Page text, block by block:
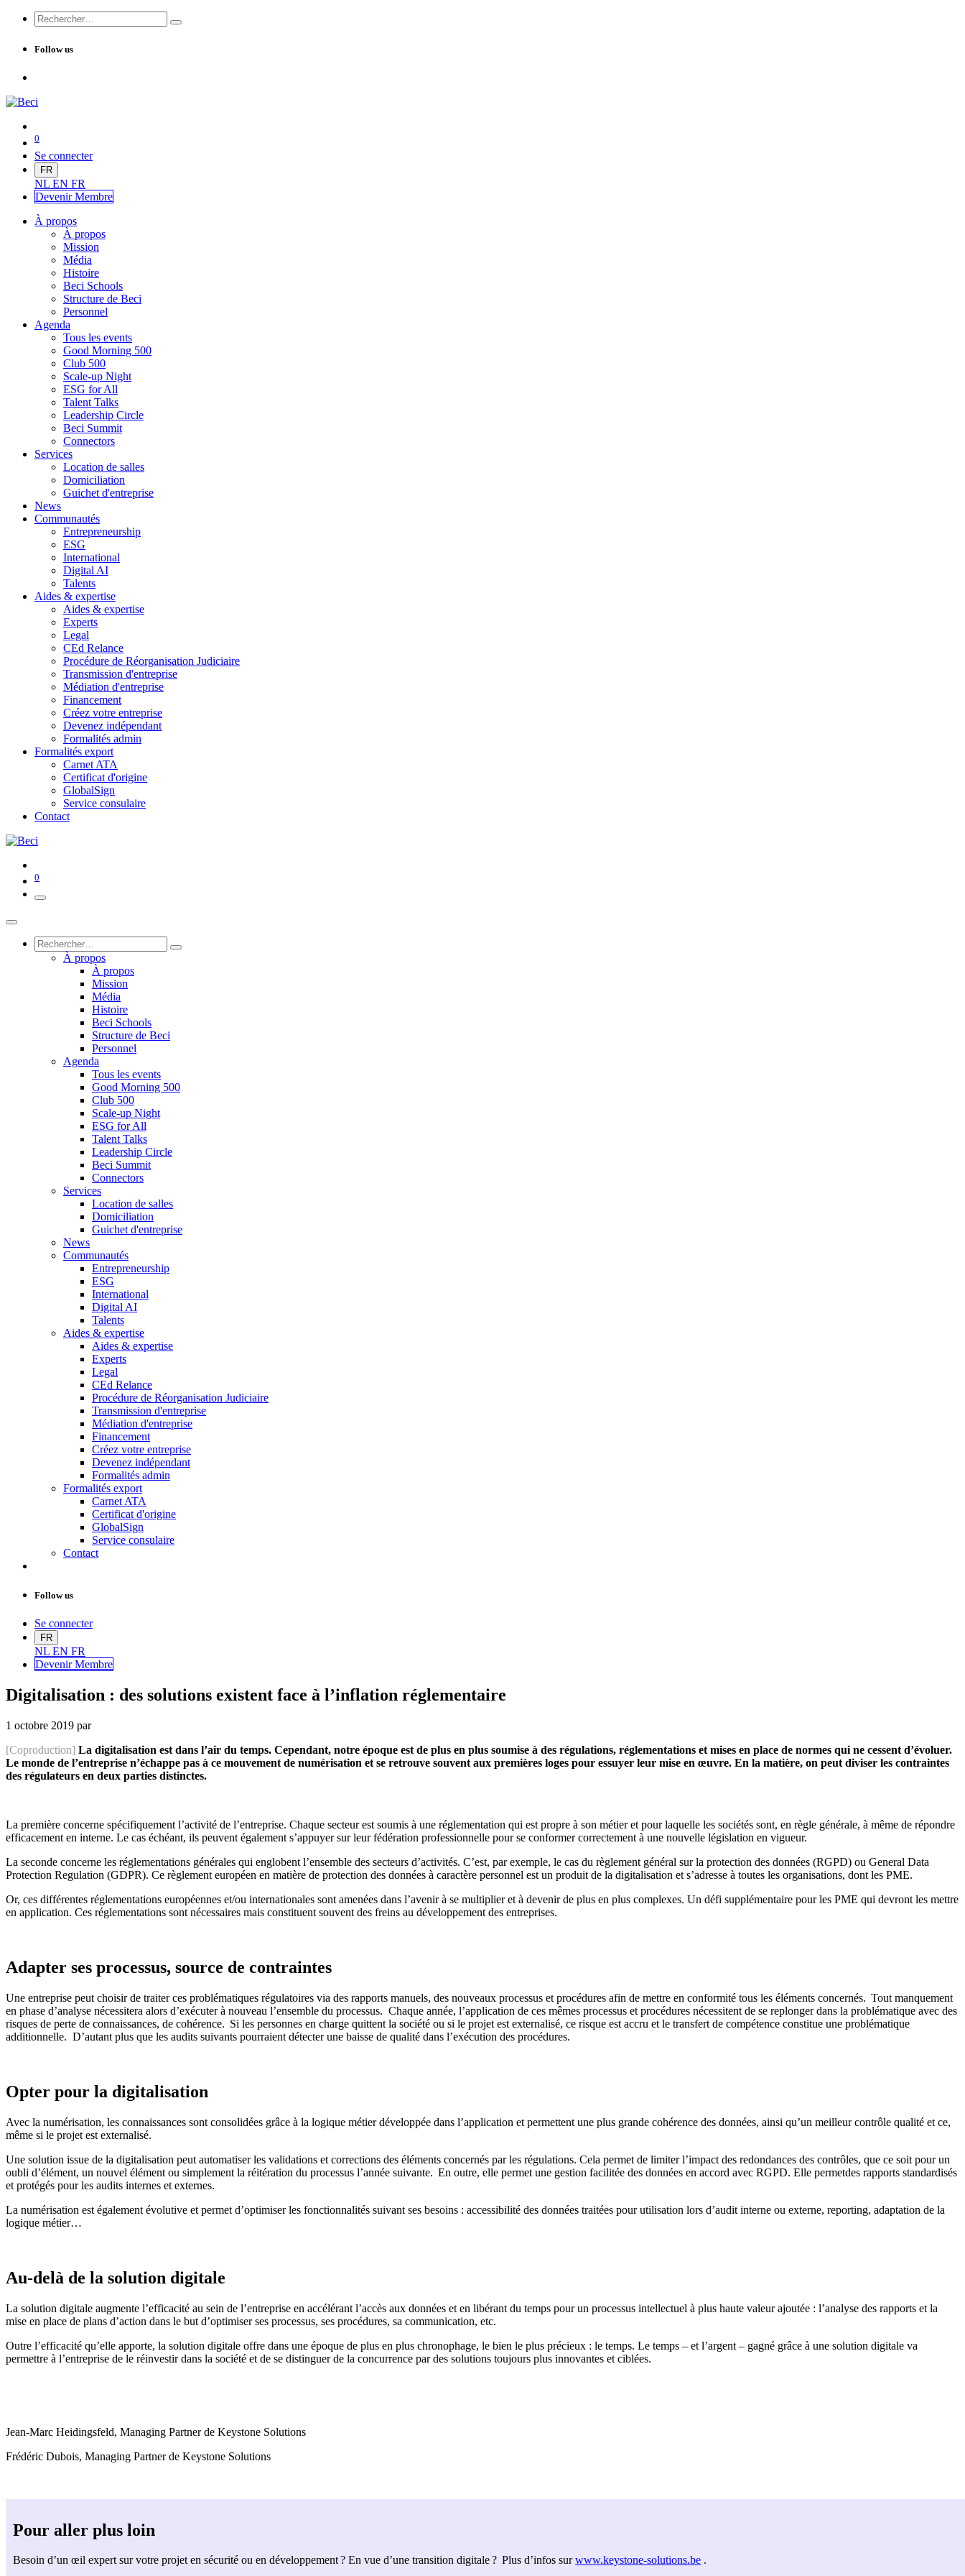
Follow us
0
Se connecter
FR
NL EN FR
Devenir Membre
À propos
À propos
Mission
Média
Histoire
Beci Schools
Structure de Beci
Personnel
Agenda
Tous les events
Good Morning 500
Club 500
Scale-up Night
ESG for All
Talent Talks
Leadership Circle
Beci Summit
Connectors
Services
Location de salles
Domiciliation
Guichet d'entreprise
News
Communautés
Entrepreneurship
ESG
International
Digital AI
Talents
Aides & expertise
Aides & expertise
Experts
Legal
CEd Relance
Procédure de Réorganisation Judiciaire
Transmission d'entreprise
Médiation d'entreprise
Financement
Créez votre entreprise
Devenez indépendant
Formalités admin
Formalités export
Carnet ATA
Certificat d'origine
GlobalSign
Service consulaire
Contact
0
À propos
À propos
Mission
Média
Histoire
Beci Schools
Structure de Beci
Personnel
Agenda
Tous les events
Good Morning 500
Club 500
Scale-up Night
ESG for All
Talent Talks
Leadership Circle
Beci Summit
Connectors
Services
Location de salles
Domiciliation
Guichet d'entreprise
News
Communautés
Entrepreneurship
ESG
International
Digital AI
Talents
Aides & expertise
Aides & expertise
Experts
Legal
CEd Relance
Procédure de Réorganisation Judiciaire
Transmission d'entreprise
Médiation d'entreprise
Financement
Créez votre entreprise
Devenez indépendant
Formalités admin
Formalités export
Carnet ATA
Certificat d'origine
GlobalSign
Service consulaire
Contact
Follow us
Se connecter
FR
NL EN FR
Devenir Membre
Digitalisation : des solutions existent face à l’inflation réglementaire
1 octobre 2019 par
[Coproduction] La digitalisation est dans l’air du temps. Cependant, notre époque est de plus en plus soumise à des régulations, réglementations et mises en place de normes qui ne cessent d’évoluer.
Le monde de l’entreprise n’échappe pas à ce mouvement de numérisation et se retrouve souvent aux premières loges pour essuyer leur mise en œuvre. En la matière, on peut diviser les contraintes
des régulateurs en deux parties distinctes.
La première concerne spécifiquement l’activité de l’entreprise. Chaque secteur est soumis à une réglementation qui est propre à son métier et pour laquelle les sociétés sont, en règle générale, à même de répondre
efficacement en interne. Le cas échéant, ils peuvent également s’appuyer sur leur fédération professionnelle pour se conformer correctement à une nouvelle législation en vigueur.
La seconde concerne les réglementations générales qui englobent l’ensemble des secteurs d’activités. C’est, par exemple, le cas du règlement général sur la protection des données (RGPD) ou General Data
Protection Regulation (GDPR). Ce règlement européen en matière de protection des données à caractère personnel est un produit de la digitalisation et s’adresse à toutes les organisations, dont les PME.
Or, ces différentes réglementations européennes et/ou internationales sont amenées dans l’avenir à se multiplier et à devenir de plus en plus complexes. Un défi supplémentaire pour les PME qui devront les mettre
en application. Ces réglementations sont nécessaires mais constituent souvent des freins au développement des entreprises.
Adapter ses processus, source de contraintes
Une entreprise peut choisir de traiter ces problématiques régulatoires via des rapports manuels, des nouveaux processus et procédures afin de mettre en conformité tous les éléments concernés. Tout manquement
en phase d’analyse nécessitera alors d’exécuter à nouveau l’ensemble du processus. Chaque année, l’application de ces mêmes processus et procédures nécessitent de se replonger dans la problématique avec des
risques de perte de connaissances, de cohérence. Si les personnes en charge quittent la société ou si le projet est externalisé, ce risque est accru et le transfert de compétence constitue une problématique
additionnelle. D’autant plus que les audits suivants pourraient détecter une baisse de qualité dans l’exécution des procédures.
Opter pour la digitalisation
Avec la numérisation, les connaissances sont consolidées grâce à la logique métier développée dans l’application et permettent une plus grande cohérence des données, ainsi qu’un meilleur contrôle qualité et ce,
même si le projet est externalisé.
Une solution issue de la digitalisation peut automatiser les validations et corrections des éléments concernés par les régulations. Cela permet de limiter l’impact des redondances des contrôles, que ce soit pour un
oubli d’élément, un nouvel élément ou simplement la réitération du processus l’année suivante. En outre, elle permet une gestion facilitée des données en accord avec RGPD. Elle permetdes rapports standardisés
et protégés pour les audits internes et externes.
La numérisation est également évolutive et permet d’optimiser les fonctionnalités suivant ses besoins : accessibilité des données traitées pour utilisation lors d’audit interne ou externe, reporting, adaptation de la
logique métier…
Au-delà de la solution digitale
La solution digitale augmente l’efficacité au sein de l’entreprise en accélérant l’accès aux données et en libérant du temps pour un processus intellectuel à plus haute valeur ajoutée : l’analyse des rapports et la
mise en place de plans d’action dans le but d’optimiser ses processus, ses procédures, sa communication, etc.
Outre l’efficacité qu’elle apporte, la solution digitale offre dans une époque de plus en plus chronophage, le bien le plus précieux : le temps. Le temps – et l’argent – gagné grâce à une solution digitale va
permettre à l’entreprise de le réinvestir dans la société et de se distinguer de la concurrence par des solutions toujours plus innovantes et ciblées.
Jean-Marc Heidingsfeld, Managing Partner de Keystone Solutions
Frédéric Dubois, Managing Partner de Keystone Solutions
Pour aller plus loin
Besoin d’un œil expert sur votre projet en sécurité ou en développement ? En vue d’une transition digitale ? Plus d’infos surwww.keystone-solutions.be .